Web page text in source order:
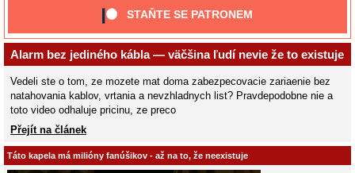
STAŇTE SE PATRONEM
Alarm bez jediného kábla — väčšina ľudí nevie že to existuje
Vedeli ste o tom, ze mozete mat doma zabezpecovacie zariaenie bez
natahovania kablov, vrtania a nevzhladnych list? Pravdepodobne nie a
toto video odhaluje pricinu, ze preco
Přejít na článek
Táto kapela má milióny fanúšikov - až na to, že neexistuje